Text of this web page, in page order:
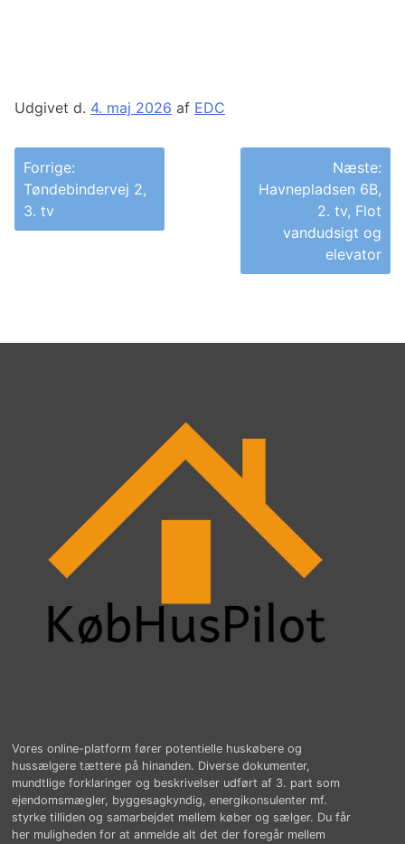
Udgivet d. 4. maj 2026 af EDC
Indlægsnavigation
Forrige:
Tøndebindervej 2,
3. tv
Næste:
Havnepladsen 6B,
2. tv, Flot
vandudsigt og
elevator
Vores online-platform fører potentielle huskøbere og
hussælgere tættere på hinanden. Diverse dokumenter,
mundtlige forklaringer og beskrivelser udført af 3. part som
ejendomsmægler, byggesagkyndig, energikonsulenter mf.
styrke tilliden og samarbejdet mellem køber og sælger. Du får
her muligheden for at anmelde alt det der foregår mellem